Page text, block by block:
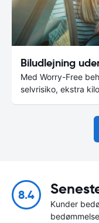
Biludlejning
Med Worry-Free
selvrisiko, ekstra
8.4
Kunder